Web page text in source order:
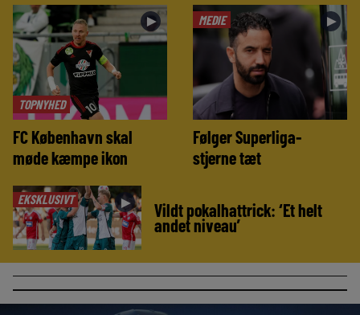
TOPNYHED
►
FC København skal
møde kæmpe ikon
MEDIE ►
Følger Superliga-
stjerne tæt
EKSKLUSIVT ► Vildt pokalhattrick: ‘Et helt
andet niveau’